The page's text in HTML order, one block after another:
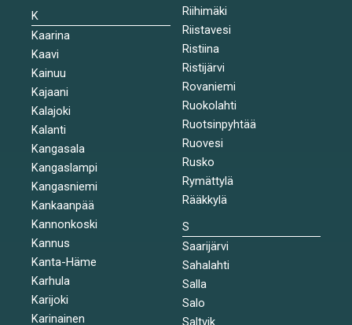
K
Kaarina
Kaavi
Kainuu
Kajaani
Kalajoki
Kalanti
Kangasala
Kangaslampi
Kangasniemi
Kankaanpää
Kannonkoski
Kannus
Kanta-Häme
Karhula
Karijoki
Karinainen
Riihimäki
Riistavesi
Ristiina
Ristijärvi
Rovaniemi
Ruokolahti
Ruotsinpyhtää
Ruovesi
Rusko
Rymättylä
Rääkkylä
S
Saarijärvi
Sahalahti
Salla
Salo
Saltvik